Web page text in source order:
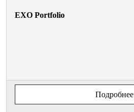
EXO Portfolio
Подробнее